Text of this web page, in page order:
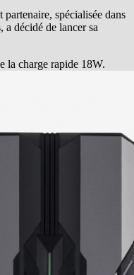
spécialisée dans
a décidé de lancer sa
la charge rapide 18W.